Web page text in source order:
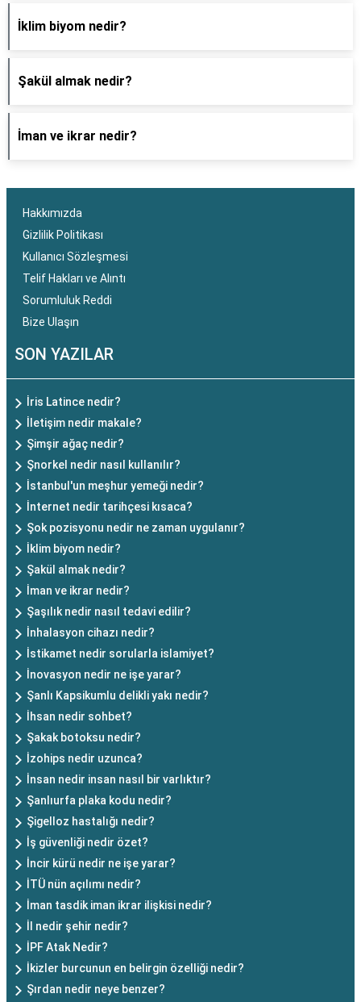
İklim biyom nedir?
Şakül almak nedir?
İman ve ikrar nedir?
Hakkımızda
Gizlilik Politikası
Kullanıcı Sözleşmesi
Telif Hakları ve Alıntı
Sorumluluk Reddi
Bize Ulaşın
SON YAZILAR
İris Latince nedir?
İletişim nedir makale?
Şimşir ağaç nedir?
Şnorkel nedir nasıl kullanılır?
İstanbul'un meşhur yemeği nedir?
İnternet nedir tarihçesi kısaca?
Şok pozisyonu nedir ne zaman uygulanır?
İklim biyom nedir?
Şakül almak nedir?
İman ve ikrar nedir?
Şaşılık nedir nasıl tedavi edilir?
İnhalasyon cihazı nedir?
İstikamet nedir sorularla islamiyet?
İnovasyon nedir ne işe yarar?
Şanlı Kapsikumlu delikli yakı nedir?
İhsan nedir sohbet?
Şakak botoksu nedir?
İzohips nedir uzunca?
İnsan nedir insan nasıl bir varlıktır?
Şanlıurfa plaka kodu nedir?
Şigelloz hastalığı nedir?
İş güvenliği nedir özet?
İncir kürü nedir ne işe yarar?
İTÜ nün açılımı nedir?
İman tasdik iman ikrar ilişkisi nedir?
İl nedir şehir nedir?
İPF Atak Nedir?
İkizler burcunun en belirgin özelliği nedir?
Şırdan nedir neye benzer?